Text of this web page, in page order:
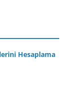
Hesaplama